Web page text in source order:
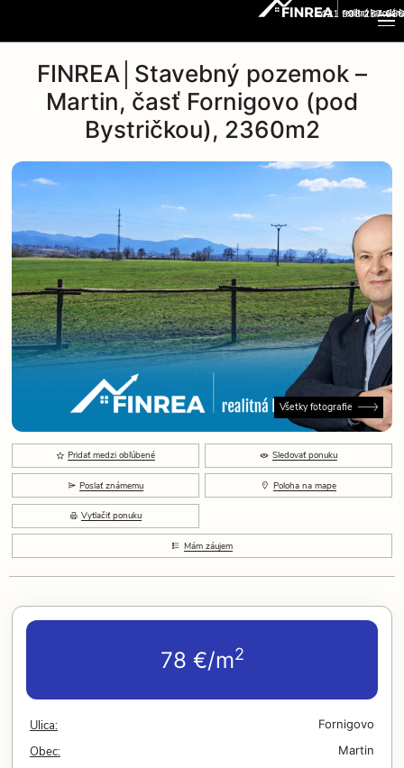
+421 908 237 666
FINREA│Stavebný pozemok –
Martin, časť Fornigovo (pod
Bystričkou), 2360m2
Všetky fotografie
Pridať medzi obľúbené Sledovať ponuku
Poslať známemu Poloha na mape
Vytlačiť ponuku
Mám záujem
78 €/m2
Ulica: Fornigovo
Obec: Martin